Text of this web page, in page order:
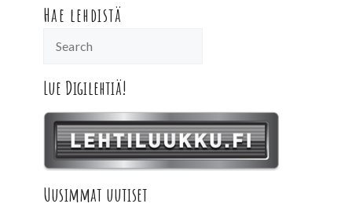
Hae lehdistä
Lue Digilehtiä!
Uusimmat uutiset